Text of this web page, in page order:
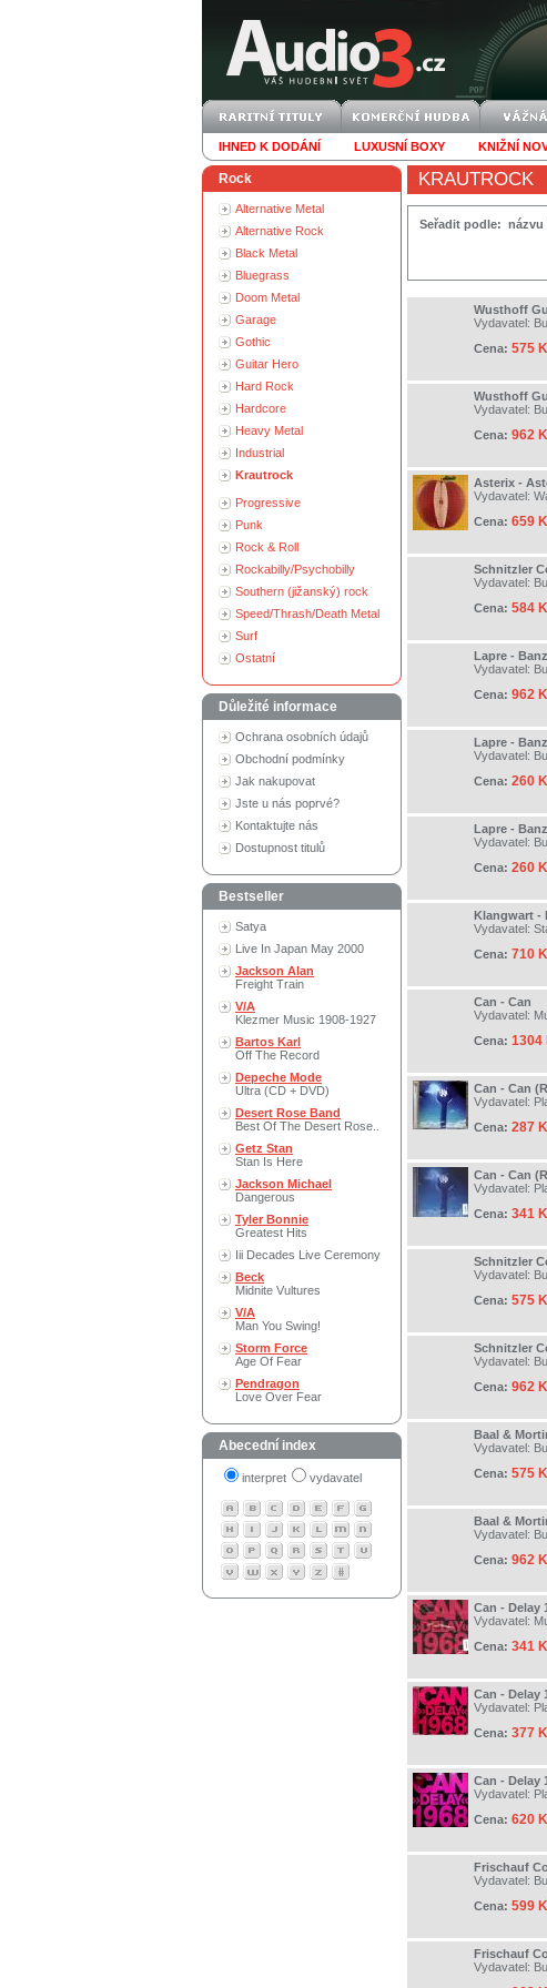
IHNED K DODÁNÍ LUXUSNÍ BOXY KNIŽNÍ
Rock
Alternative Metal
Alternative Rock
Black Metal
Bluegrass
Doom Metal
Garage
Gothic
Guitar Hero
Hard Rock
Hardcore
Heavy Metal
Industrial
Krautrock
Progressive
Punk
Rock & Roll
Rockabilly/Psychobilly
Southern (jižanský) rock
Speed/Thrash/Death Metal
Surf
Ostatní
Důležité informace
Ochrana osobních údajů
Obchodní podmínky
Jak nakupovat
Jste u nás poprvé?
Kontaktujte nás
Dostupnost titulů
Bestseller
Satya
Live In Japan May 2000
Jackson Alan
Freight Train
V/A
Klezmer Music 1908-1927
Bartos Karl
Off The Record
Depeche Mode
Ultra (CD + DVD)
Desert Rose Band
Best Of The Desert Rose..
Getz Stan
Stan Is Here
Jackson Michael
Dangerous
Tyler Bonnie
Greatest Hits
Iii Decades Live Ceremony
Beck
Midnite Vultures
V/A
Man You Swing!
Storm Force
Age Of Fear
Pendragon
Love Over Fear
Abecední index
interpret vydavatel
KRAUTROCK
Seřadit podle: názvu
Wusthoff
Vydavatel:
Cena: 575
Wusthoff
Vydavatel:
Cena: 962
Asterix -
Vydavatel:
Cena: 659
Schnitzler
Vydavatel:
Cena: 584
Lapre -
Vydavatel:
Cena: 962
Lapre -
Vydavatel:
Cena: 260
Lapre -
Vydavatel:
Cena: 260
Klangwart -
Vydavatel:
Cena: 710
Can - Can
Vydavatel:
Cena: 1304
Can - Can
Vydavatel:
Cena: 287
Can - Can
Vydavatel:
Cena: 341
Schnitzler
Vydavatel:
Cena: 575
Schnitzler
Vydavatel:
Cena: 962
Baal &
Vydavatel:
Cena: 575
Baal &
Vydavatel:
Cena: 962
Can - Delay
Vydavatel:
Cena: 341
Can - Delay
Vydavatel:
Cena: 377
Can - Delay
Vydavatel:
Cena: 620
Frischauf
Vydavatel:
Cena: 599
Frischauf
Vydavatel: